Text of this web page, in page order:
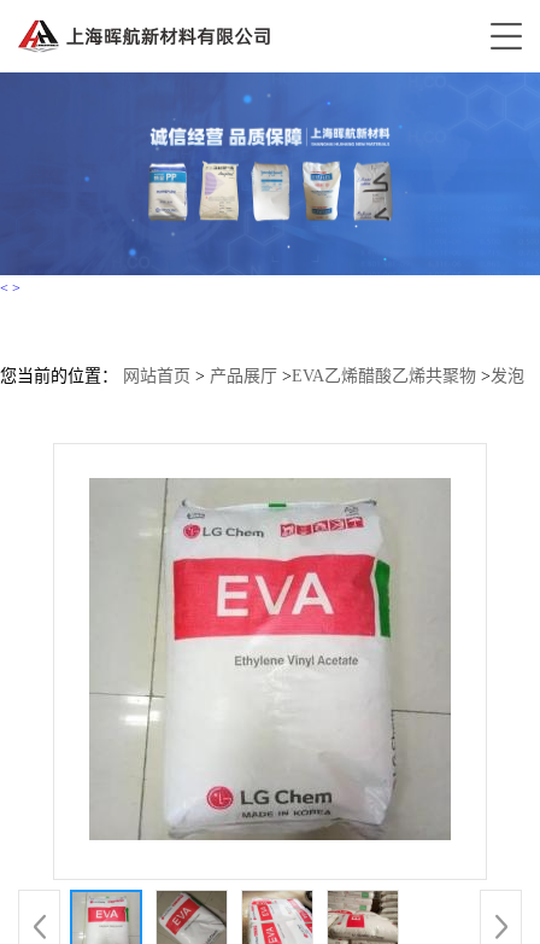
< >
您当前的位置： 网站首页 > 产品展厅 >EVA乙烯醋酸乙烯共聚物 >发泡